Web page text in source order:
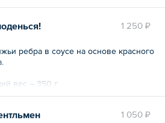
1 250 ₽
ребра в соусе на основе красного
вес – 350 г
1 050 ₽